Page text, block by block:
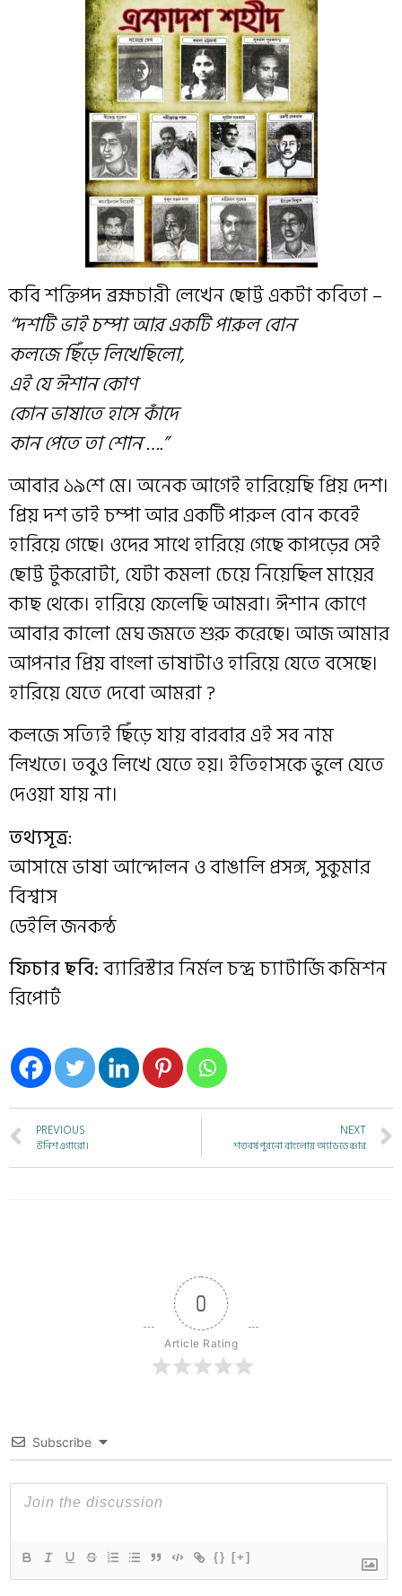
কবি শক্তিপদ ব্রহ্মচারী লেখেন ছোট্ট একটা কবিতা –
“দশটি ভাই চম্পা আর একটি পারুল বোন
কলজে ছিঁড়ে লিখেছিলো,
এই যে ঈশান কোণ
কোন ভাষাতে হাসে কাঁদে
কান পেতে তা শোন ….”
আবার ১৯শে মে। অনেক আগেই হারিয়েছি প্রিয় দেশ।
প্রিয় দশ ভাই চম্পা আর একটি পারুল বোন কবেই
হারিয়ে গেছে। ওদের সাথে হারিয়ে গেছে কাপড়ের সেই
ছোট্ট টুকরোটা, যেটা কমলা চেয়ে নিয়েছিল মায়ের
কাছ থেকে। হারিয়ে ফেলেছি আমরা। ঈশান কোণে
আবার কালো মেঘ জমতে শুরু করেছে। আজ আমার
আপনার প্রিয় বাংলা ভাষাটাও হারিয়ে যেতে বসেছে।
হারিয়ে যেতে দেবো আমরা ?
কলজে সত্যিই ছিঁড়ে যায় বারবার এই সব নাম
লিখতে। তবুও লিখে যেতে হয়। ইতিহাসকে ভুলে যেতে
দেওয়া যায় না।
তথ্যসূত্র:
আসামে ভাষা আন্দোলন ও বাঙালি প্রসঙ্গ, সুকুমার
বিশ্বাস
ডেইলি জনকন্ঠ
ফিচার ছবি:ব্যারিস্টার নির্মল চন্দ্র চ্যাটার্জি কমিশন
রিপোর্ট
PREVIOUS
উনিশ এগারো।
NEXT
শতবর্ষ পুরনো বাংলোয় অ্যাডভেঞ্চার
0
Article Rating
Subscribe
{} [+]